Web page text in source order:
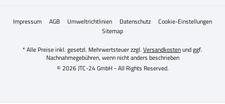
Impressum AGB Umweltrichtlinien Datenschutz
Cookie-Einstellungen
Sitemap
* Alle Preise inkl. gesetzl. Mehrwertsteuer zzgl. Versandkostenund ggf.
Nachnahmegebühren, wenn nicht anders beschrieben
© 2026 JTC-24 GmbH - All Rights Reserved.